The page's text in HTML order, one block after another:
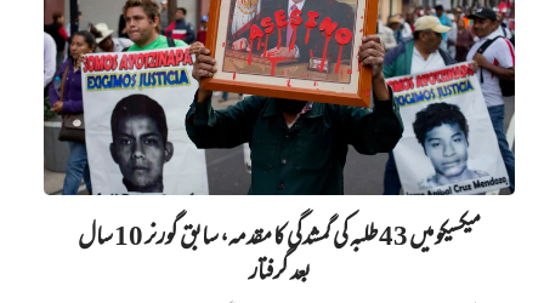
میکسیکو میں 43 طلبہ کی گمشدگی کا مقدمہ، سابق گورنر 10 سال
بعد گرفتار